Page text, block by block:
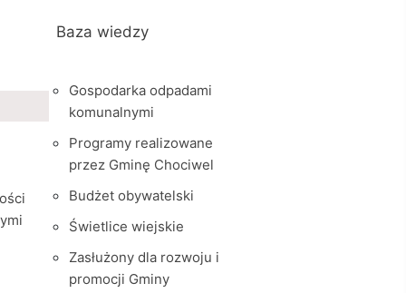
Baza wiedzy
Gospodarka odpadami
komunalnymi
Programy realizowane
przez Gminę Chociwel
Budżet obywatelski
Świetlice wiejskie
Zasłużony dla rozwoju i
promocji Gminy